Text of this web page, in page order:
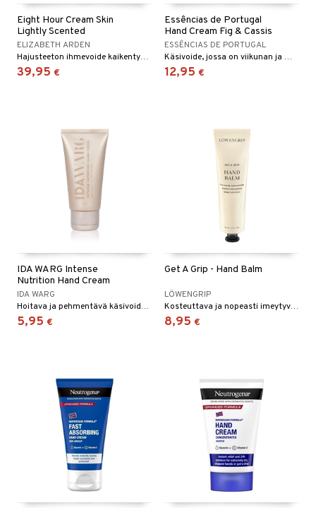
Eight Hour Cream Skin
Lightly Scented
ELIZABETH ARDEN
Hajusteeton ihmevoide kaikentyyppisille kuiville ihoille - Elizabeth Arden
39,95 €
Essências de Portugal
Hand Cream Fig & Cassis
ESSÊNCIAS DE PORTUGAL
Käsivoide, jossa on viikunan ja mustaherukan tuoksu.
12,95 €
IDA WARG Intense
Nutrition Hand Cream
IDA WARG
Hoitava ja pehmentävä käsivoide - Ida Warg
5,95 €
Get A Grip - Hand Balm
LÖWENGRIP
Kosteuttava ja nopeasti imeytyvä käsivoide manteliöljyllä - Löwengrip
8,95 €